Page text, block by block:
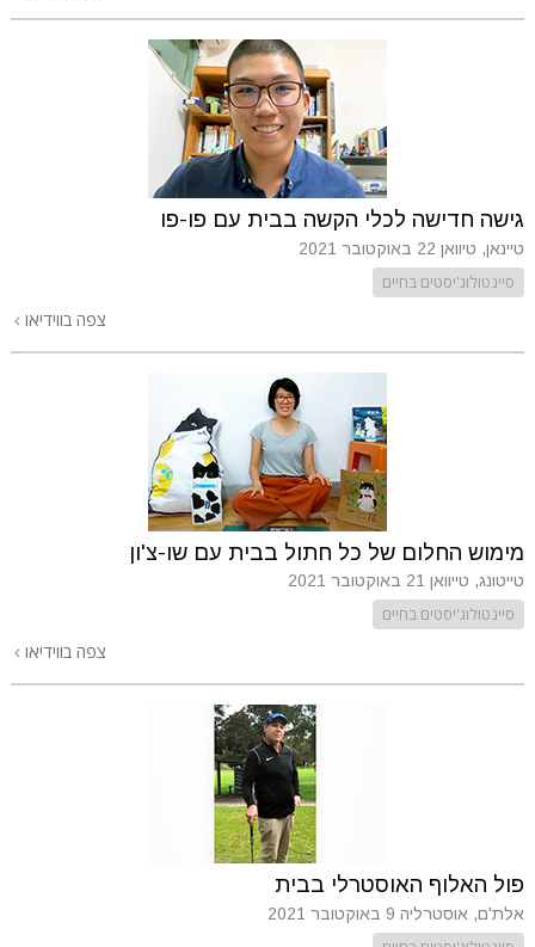
גישה חדישה לכלי הקשה בבית עם פו-פו
טיינאן, טיוואן 22 באוקטובר 2021
סיינטולוג'יסטים בחיים
צפה בווידיאו
מימוש החלום של כל חתול בבית עם שו-צ'ון
טייטונג, טייוואן 21 באוקטובר 2021
סיינטולוג'יסטים בחיים
צפה בווידיאו
פול האלוף האוסטרלי בבית
אלת'ם, אוסטרליה 9 באוקטובר 2021